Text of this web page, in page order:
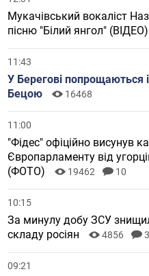
Мукачівський вокаліст
пісню "Білий янгол" (ВІДЕО)
11:43
У Берегові попрощаються
Бецою
16468
11:00
"Фідес" офіційно висунув
Європарламенту від
(ФОТО)
19462 10
10:15
За минулу добу ЗСУ
складу росіян
4856 3
09:21